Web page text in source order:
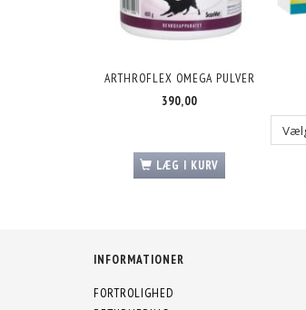
ARTHROFLEX OMEGA PULVER
390,00
LÆG I KURV
INFORMATIONER
FORTROLIGHED